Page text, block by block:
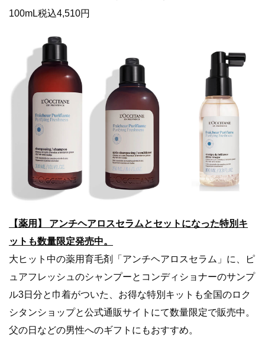
100mL税込4,510円
【薬用】 アンチヘアロスセラムとセットになった特別キ
ットも数量限定発売中。
大ヒット中の薬用育毛剤「アンチヘアロスセラム」に、ピ
ュアフレッシュのシャンプーとコンディショナーのサンプ
ル3日分と巾着がついた、お得な特別キットも全国のロク
シタンショップと公式通販サイトにて数量限定で販売中。
父の日などの男性へのギフトにもおすすめ。